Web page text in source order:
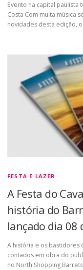
Evento na capital
Costa Com muita música
novidades desta edição,
FESTA E LAZER
A Festa do
história do
lançado dia 08
A história e os bastidores
contados em obra do
no North Shopping